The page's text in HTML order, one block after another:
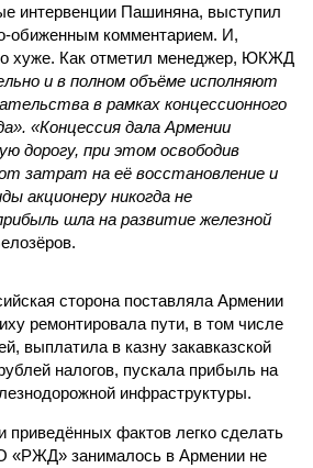
интервенции Пашиняна, выступил
обиженным комментарием. И,
хуже. Как отметил менеджер, ЮКЖД
и в полном объёме исполняют
в рамках концессионного
«Концессия дала Армении
дорогу, при этом освободив
затрат на её восстановление и
акционеру никогда не
шла на развитие железной
сторона поставляла Армении
ремонтировала пути, в том числе
выплатила в казну закавказской
налогов, пускала прибыль на
инфраструктуры.
приведённых фактов легко сделать
«РЖД» занималось в Армении не